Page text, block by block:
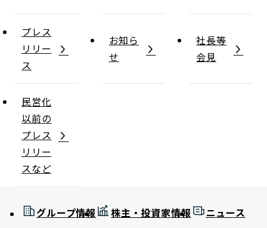
プレス
リリー
ス
お知ら
せ
社長等
会見
民営化
以前の
プレス
リリー
スなど
グループ情報 株主・投資家情報 ニュース